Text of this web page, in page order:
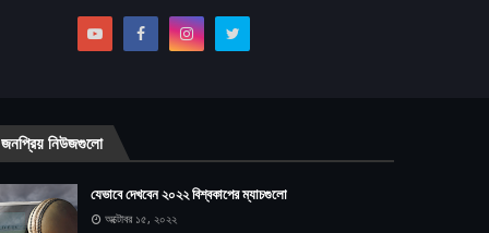
জনপ্রিয় নিউজগুলো
যেভাবে দেখবেন ২০২২ বিশ্বকাপের ম্যাচগুলো
অক্টোবর ১৫, ২০২২